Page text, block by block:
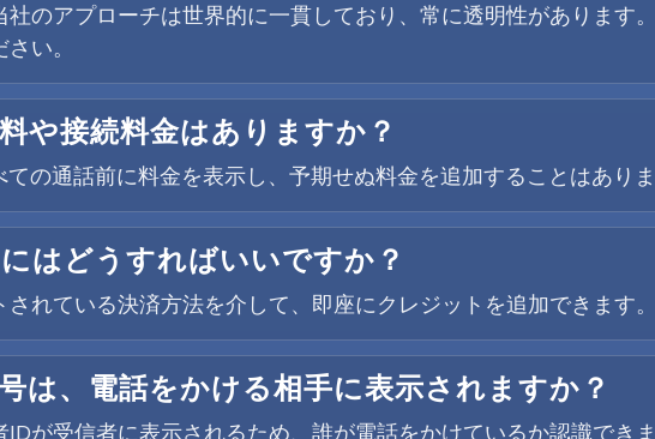
社のアプローチは世界的に一貫しており、常に透明性があります
い。
や接続料金はありますか？
の通話前に料金を表示し、予期せぬ料金を追加することはありま
はどうすればいいですか？
れている決済方法を介して、即座にクレジットを追加できます
は、電話をかける相手に表示されますか？
が受信者に表示されるため、誰が電話をかけているか認識できま